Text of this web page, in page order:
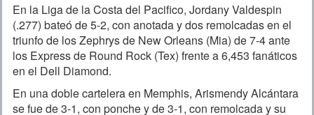
En la Liga de la Costa del Pacifico, Jordany Valdespin
(.277) bateó de 5-2, con anotada y dos remolcadas en el
triunfo de los Zephrys de New Orleans (Mia) de 7-4 ante
los Express de Round Rock (Tex) frente a 6,453 fanáticos
en el Dell Diamond.
En una doble cartelera en Memphis, Arismendy Alcántara
se fue de 3-1, con ponche y de 3-1, con remolcada y su